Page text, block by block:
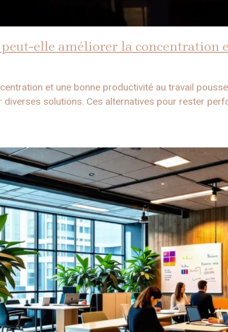
peut-elle améliorer la concentration
et une bonne productivité au travail
solutions. Ces alternatives pour rester